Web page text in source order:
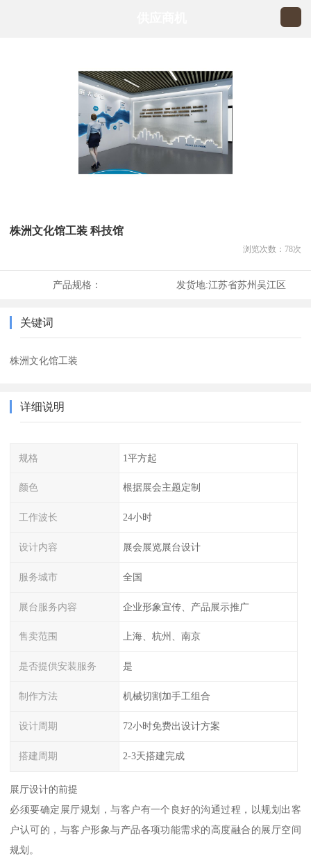
株洲文化馆工装 科技馆
浏览次数： 78次
产品规格： 发货地:江苏省苏州吴江区
关键词
株洲文化馆工装
详细说明
规格 1平方起
颜色 根据展会主题定制
工作波长 24小时
设计内容 展会展览展台设计
服务城市 全国
展台服务内容 企业形象宣传、产品展示推广
售卖范围 上海、杭州、南京
是否提供安装服务 是
制作方法 机械切割加手工组合
设计周期 72小时免费出设计方案
搭建周期 2-3天搭建完成
展厅设计的前提
必须要确定展厅规划，与客户有一个良好的沟通过程，以规划出客
户认可的，与客户形象与产品各项功能需求的高度融合的展厅空间
规划。